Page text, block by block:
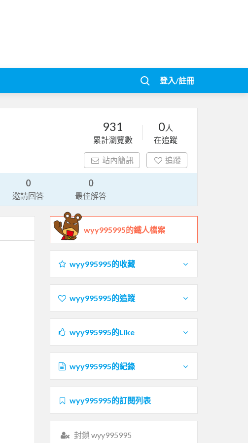
登入/註冊
931
累計瀏覽數
0人
在追蹤
站內簡訊 追蹤
0
邀請回答
0
最佳解答
wyy995995的鐵人檔案
wyy995995的收藏
wyy995995的追蹤
wyy995995的Like
wyy995995的紀錄
wyy995995的訂閱列表
封鎖 wyy995995